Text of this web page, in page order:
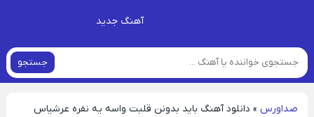
آهنگ جدید
جستجو
صداورس » دانلود آهنگ باید بدونن قلبت واسه یه نفره عرشیاس